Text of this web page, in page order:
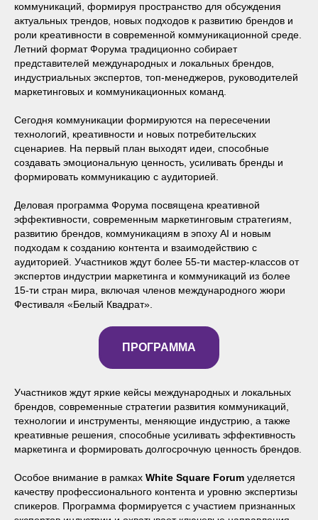
коммуникаций, формируя пространство для обсуждения
актуальных трендов, новых подходов к развитию брендов и
роли креативности в современной коммуникационной среде.
Летний формат Форума традиционно собирает
представителей международных и локальных брендов,
индустриальных экспертов, топ-менеджеров, руководителей
маркетинговых и коммуникационных команд.
Сегодня коммуникации формируются на пересечении
технологий, креативности и новых потребительских
сценариев. На первый план выходят идеи, способные
создавать эмоциональную ценность, усиливать бренды и
формировать коммуникацию с аудиторией.
Деловая программа Форума посвящена креативной
эффективности, современным маркетинговым стратегиям,
развитию брендов, коммуникациям в эпоху AI и новым
подходам к созданию контента и взаимодействию с
аудиторией. Участников ждут более 55-ти мастер-классов от
экспертов индустрии маркетинга и коммуникаций из более
15-ти стран мира, включая членов международного жюри
Фестиваля «Белый Квадрат».
ПРОГРАММА
Участников ждут яркие кейсы международных и локальных
брендов, современные стратегии развития коммуникаций,
технологии и инструменты, меняющие индустрию, а также
креативные решения, способные усиливать эффективность
маркетинга и формировать долгосрочную ценность брендов.
Особое внимание в рамках White Square Forum уделяется
качеству профессионального контента и уровню экспертизы
спикеров. Программа формируется с участием признанных